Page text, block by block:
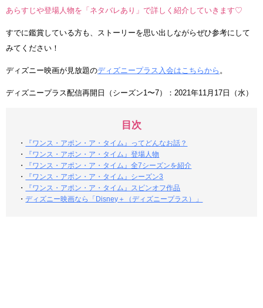
あらすじや登場人物を「ネタバレあり」で詳しく紹介していきます♡
すでに鑑賞している方も、ストーリーを思い出しながらぜひ参考にして
みてください！
ディズニー映画が見放題のディズニープラス入会はこちらから 。
ディズニープラス配信再開日（シーズン1〜7）：2021年11月17日（水）
目次
・
『ワンス・アポン・ア・タイム』ってどんなお話？
・
『ワンス・アポン・ア・タイム』登場人物
・
『ワンス・アポン・ア・タイム』全7シーズンを紹介
・
『ワンス・アポン・ア・タイム』シーズン3
・
『ワンス・アポン・ア・タイム』スピンオフ作品
・ディズニー映画なら「Disney＋（ディズニープラス）」